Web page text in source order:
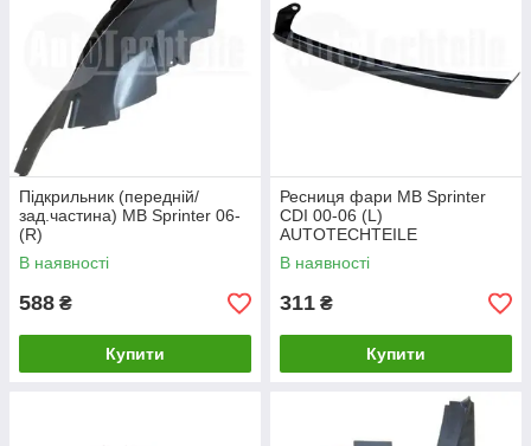
Підкрильник (передній/
зад.частина) MB Sprinter 06-
(R)
В наявності
588 ₴
Купити
Ресниця фари MB Sprinter
CDI 00-06 (L)
AUTOTECHTEILE
В наявності
311 ₴
Купити